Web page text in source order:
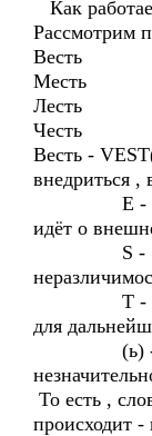
Как
Рассмотрим
Весть
Месть
Лесть
Честь
Весть -
внедриться ,
Е - " вне ,
идёт о
S - "
T - "
для
(ь) - "
То есть ,
происходит